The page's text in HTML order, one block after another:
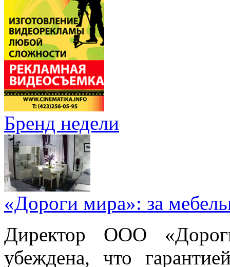
Бренд недели
«Дороги мира»: за
Директор ООО
убеждена, что